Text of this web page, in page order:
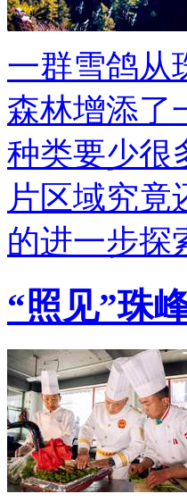
一群雪鸽从
森林增添了
种类要少很
片区域究竟
的进一步探
“照见”珠